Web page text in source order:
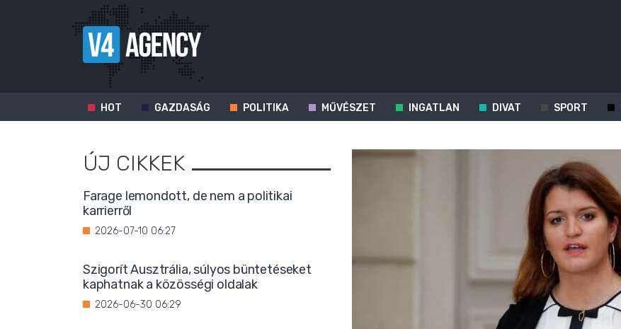
HOT GAZDASÁG POLITIKA MŰVÉSZET INGATLAN DIVAT SPORT
ÚJ CIKKEK
Farage lemondott, de nem a politikai
karrierről
2026-07-10 06:27
Szigorít Ausztrália, súlyos büntetéseket
kaphatnak a közösségi oldalak
2026-06-30 06:29